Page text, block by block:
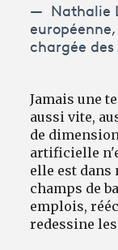
Nathalie
chargée
Jamais une
aussi vite,
de
artificielle
elle est dans
champs de
emplois,
redessine